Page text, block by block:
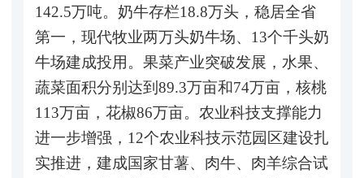
142.5万吨。奶牛存栏18.8万头，稳居全省
第一，现代牧业两万头奶牛场、13个千头奶
牛场建成投用。果菜产业突破发展，水果、
蔬菜面积分别达到89.3万亩和74万亩，核桃
113万亩，花椒86万亩。农业科技支撑能力
进一步增强，12个农业科技示范园区建设扎
实推进，建成国家甘薯、肉牛、肉羊综合试